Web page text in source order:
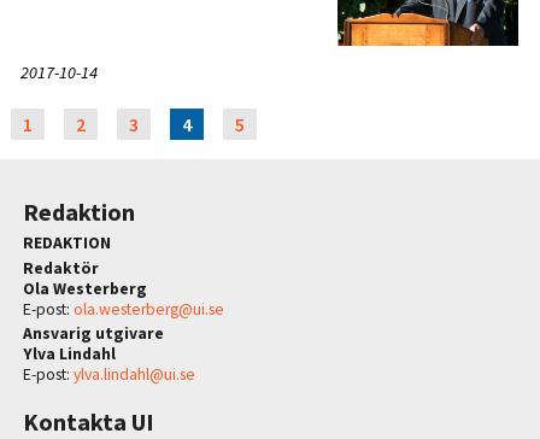
2017-10-14
1 2 3 4 5
Redaktion
REDAKTION
Redaktör
Ola Westerberg
E-post: ola.westerberg@ui.se
Ansvarig utgivare
Ylva Lindahl
E-post: ylva.lindahl@ui.se
Kontakta UI